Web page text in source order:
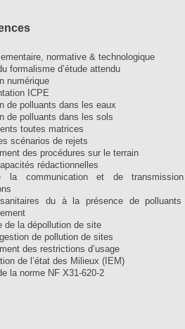
normative & technologique
formalisme d’étude attendu
numérique
ICPE
de polluants dans les eaux
de polluants dans les sols
toutes matrices
scénarios de rejets
des procédures sur le terrain
rédactionnelles
la communication et de
sanitaires du à la présence de polluants
de la dépollution de site
de pollution de sites
des restrictions d’usage
de l’état des Milieux (IEM)
la norme NF X31-620-2